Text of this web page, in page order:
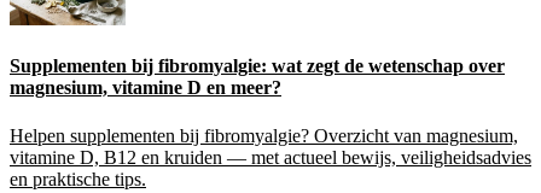
Supplementen bij fibromyalgie: wat zegt de wetenschap over
magnesium, vitamine D en meer?
Helpen supplementen bij fibromyalgie? Overzicht van magnesium,
vitamine D, B12 en kruiden — met actueel bewijs, veiligheidsadvies
en praktische tips.